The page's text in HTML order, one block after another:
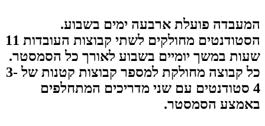
המעבדה פועלת ארבעה ימים בשבוע.
הסטודנטים מחולקים לשתי קבוצות העובדות 11
שעות במשך יומיים בשבוע לאורך כל הסמסטר.
כל קבוצה מחולקת למספר קבוצות קטנות של 3-
4 סטודנטים עם שני מדריכים המתחלפים
באמצע הסמסטר.